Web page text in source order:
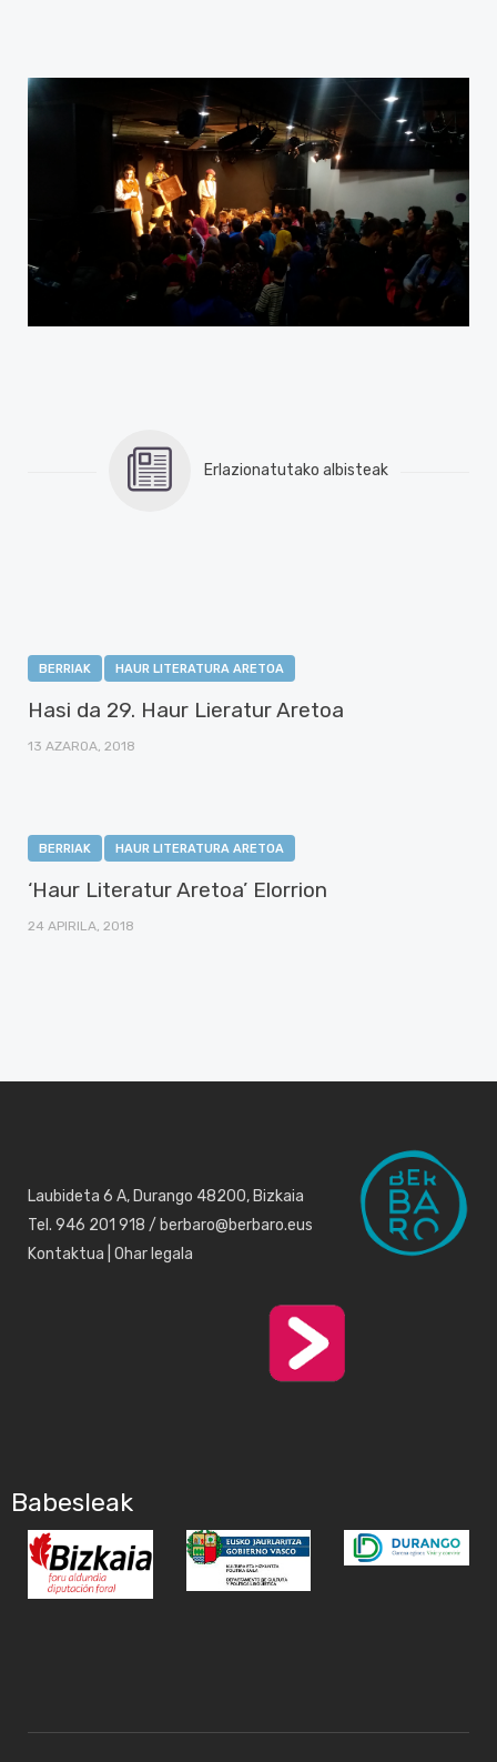
Erlazionatutako albisteak
BERRIAK HAUR LITERATURA ARETOA
Hasi da 29. Haur Lieratur Aretoa
13 AZAROA, 2018
BERRIAK HAUR LITERATURA ARETOA
‘Haur Literatur Aretoa’ Elorrion
24 APIRILA, 2018
Laubideta 6 A, Durango 48200, Bizkaia
Tel. 946 201 918 / berbaro@berbaro.eus
Kontaktua Ohar legala
Babesleak